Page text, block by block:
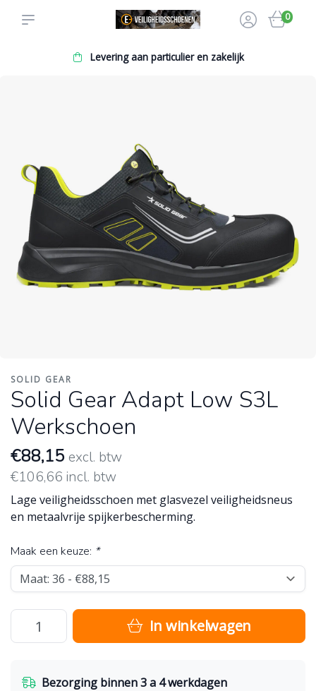
0
Levering aan particulier en zakelijk
SOLID GEAR
Solid Gear Adapt Low S3L
Werkschoen
€88,15 excl. btw
€106,66 incl. btw
Lage veiligheidsschoen met glasvezel veiligheidsneus
en metaalvrije spijkerbescherming.
Maak een keuze: *
In winkelwagen
Bezorging binnen 3 a 4 werkdagen